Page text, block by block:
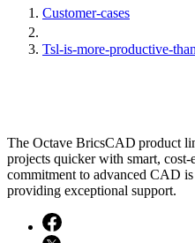
Customer-cases
Tsl-is-more-productive-
The Octave BricsCAD product
projects quicker with smart,
commitment to advanced CAD
providing exceptional support.